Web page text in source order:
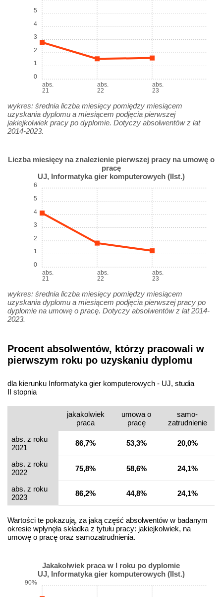
abs.
21
abs.
22
abs.
23
0
1
2
3
4
5
wykres: średnia liczba miesięcy pomiędzy miesiącem
uzyskania dyplomu a miesiącem podjęcia pierwszej
jakiejkolwiek pracy po dyplomie. Dotyczy absolwentów z lat
2014-2023.
Liczba miesięcy na znalezienie pierwszej pracy na umowę o
pracę
UJ, Informatyka gier komputerowych (IIst.)
abs.
21
abs.
22
abs.
23
0
1
2
3
4
5
6
wykres: średnia liczba miesięcy pomiędzy miesiącem
uzyskania dyplomu a miesiącem podjęcia pierwszej pracy po
dyplomie na umowę o pracę. Dotyczy absolwentów z lat 2014-
2023.
Procent absolwentów, którzy pracowali w
pierwszym roku po uzyskaniu dyplomu
dla kierunku Informatyka gier komputerowych - UJ, studia
II stopnia
jakakolwiek
praca
umowa o
pracę
samo­
zatrudnienie
abs. z roku
2021
86,7% 53,3% 20,0%
abs. z roku
2022
75,8% 58,6% 24,1%
abs. z roku
2023
86,2% 44,8% 24,1%
Wartości te pokazują, za jaką część absolwentów w badanym
okresie wpłynęła składka z tytułu pracy: jakiejkolwiek, na
umowę o pracę oraz samozatrudnienia.
Jakakolwiek praca w I roku po dyplomie
UJ, Informatyka gier komputerowych (IIst.)
90%